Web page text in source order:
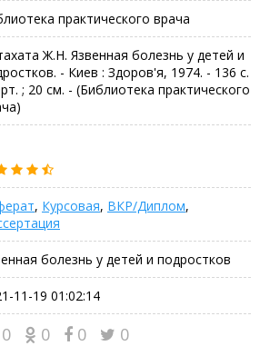
практического врача
Ж.Н. Язвенная болезнь у детей и
- Киев : Здоров'я, 1974. - 136 с.
; 20 см. - (Библиотека практического
, Курсовая, ВКР/Диплом,
болезнь у детей и подростков
11-19 01:02:14
0 0 0 0